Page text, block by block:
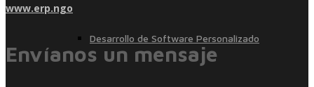
Desarrollo de Software Personalizado
www.erp.ngo
Envíanos un mensaje